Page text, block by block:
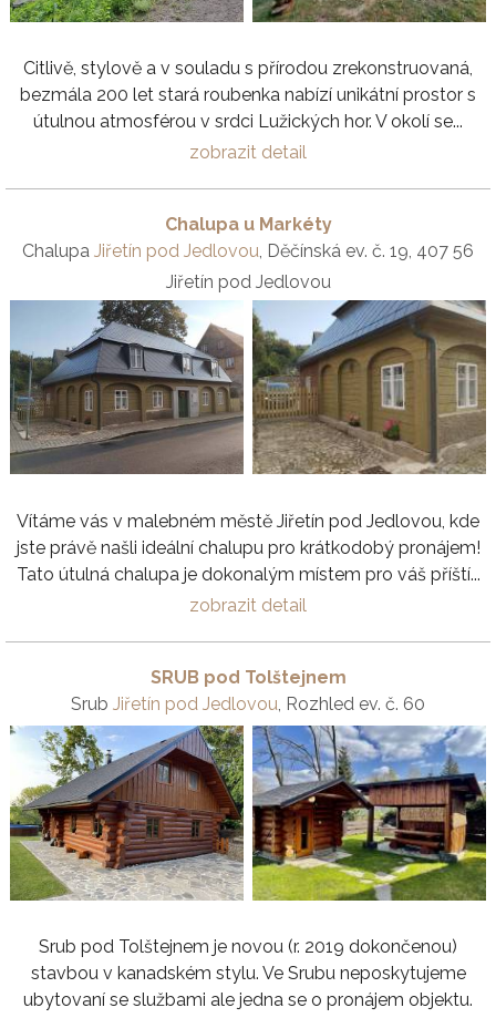
Citlivě, stylově a v souladu s přírodou zrekonstruovaná,
bezmála 200 let stará roubenka nabízí unikátní prostor s
útulnou atmosférou v srdci Lužických hor. V okolí se...
zobrazit detail
Chalupa u Markéty
Chalupa Jiřetín pod Jedlovou, Děčínská ev. č. 19, 407 56
Jiřetín pod Jedlovou
Vítáme vás v malebném městě Jiřetín pod Jedlovou, kde
jste právě našli ideální chalupu pro krátkodobý pronájem!
Tato útulná chalupa je dokonalým místem pro váš příští...
zobrazit detail
SRUB pod Tolštejnem
Srub Jiřetín pod Jedlovou , Rozhled ev. č. 60
Srub pod Tolštejnem je novou (r. 2019 dokončenou)
stavbou v kanadském stylu. Ve Srubu neposkytujeme
ubytovaní se službami ale jedna se o pronájem objektu.